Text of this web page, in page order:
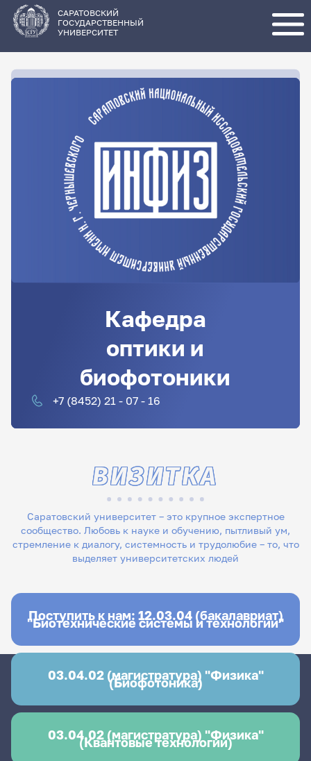
основному
содержанию
САРАТОВСКИЙ
ГОСУДАРСТВЕННЫЙ
УНИВЕРСИТЕТ
Кафедра
оптики и
биофотоники
+7 (8452) 21 - 07 - 16
Саратовский университет – это крупное экспертное
сообщество. Любовь к науке и обучению, пытливый ум,
стремление к диалогу, системность и трудолюбие – то, что
выделяет университетских людей
ВИЗИТКА
Поступить к нам: 12.03.04 (бакалавриат)
"Биотехнические системы и технологии"
03.04.02 (магистратура) "Физика"
(Биофотоника)
03.04.02 (магистратура) "Физика"
(Квантовые технологии)